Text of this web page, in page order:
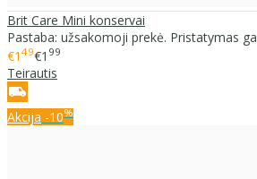
Brit Care Mini konservai
Pastaba: užsakomoji prekė. Pristatymas
€1 49€1 99
Teirautis
Akcija -10%